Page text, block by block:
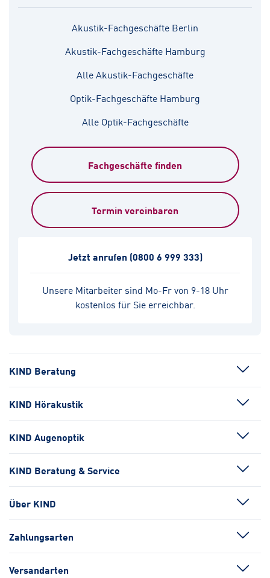
Akustik-Fachgeschäfte Berlin
Akustik-Fachgeschäfte Hamburg
Alle Akustik-Fachgeschäfte
Optik-Fachgeschäfte Hamburg
Alle Optik-Fachgeschäfte
Fachgeschäfte finden
Termin vereinbaren
Unsere Mitarbeiter sind Mo-Fr von 9-18 Uhr
kostenlos für Sie erreichbar.
Jetzt anrufen (0800 6 999 333)
KIND Beratung
KIND Hörakustik
KIND Augenoptik
KIND Beratung & Service
Über KIND
Zahlungsarten
Versandarten